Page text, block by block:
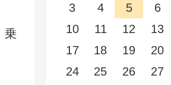
乗
3
4 5 6
10
11 12 13
17
18 19 20
24
25 26 27